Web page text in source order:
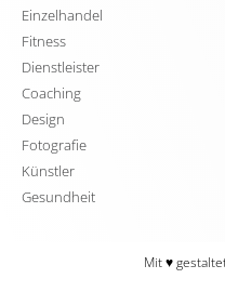
Einzelhandel
Fitness
Dienstleister
Coaching
Design
Fotografie
Künstler
Gesundheit
Mit ♥️